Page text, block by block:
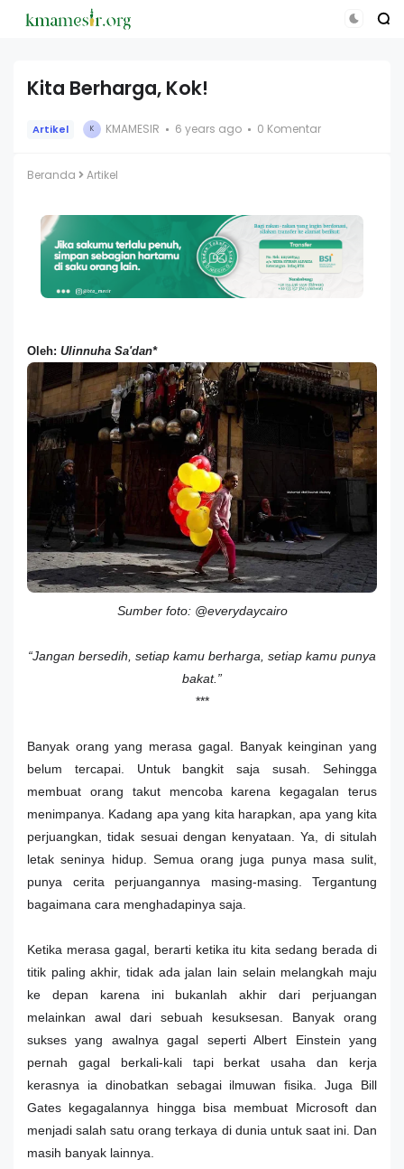
Kita Berharga, Kok!
Artikel K KMAMESIR 6 years ago 0 Komentar
Beranda Artikel
Oleh: Ulinnuha Sa'dan*
Sumber foto: @everydaycairo
“Jangan bersedih, setiap kamu berharga, setiap kamu punya
bakat.”
***
Banyak orang yang merasa gagal. Banyak keinginan yang
belum tercapai. Untuk bangkit saja susah. Sehingga
membuat orang takut mencoba karena kegagalan terus
menimpanya. Kadang apa yang kita harapkan, apa yang kita
perjuangkan, tidak sesuai dengan kenyataan. Ya, di situlah
letak seninya hidup. Semua orang juga punya masa sulit,
punya cerita perjuangannya masing-masing. Tergantung
bagaimana cara menghadapinya saja.
Ketika merasa gagal, berarti ketika itu kita sedang berada di
titik paling akhir, tidak ada jalan lain selain melangkah maju
ke depan karena ini bukanlah akhir dari perjuangan
melainkan awal dari sebuah kesuksesan. Banyak orang
sukses yang awalnya gagal seperti Albert Einstein yang
pernah gagal berkali-kali tapi berkat usaha dan kerja
kerasnya ia dinobatkan sebagai ilmuwan fisika. Juga Bill
Gates kegagalannya hingga bisa membuat Microsoft dan
menjadi salah satu orang terkaya di dunia untuk saat ini. Dan
masih banyak lainnya.